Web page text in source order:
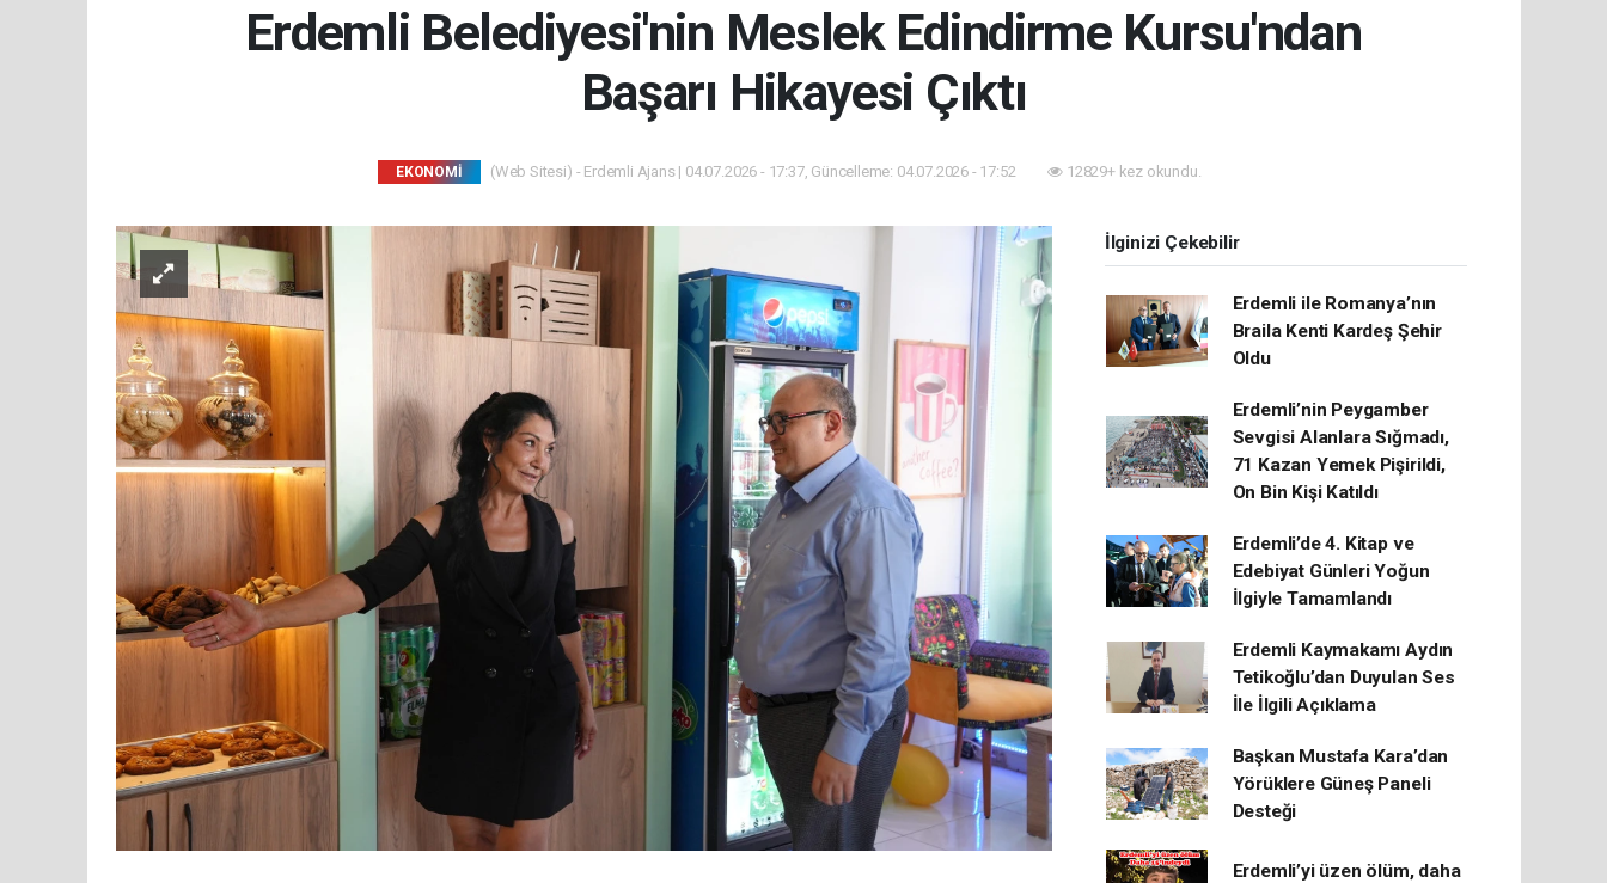
Erdemli Belediyesi'nin Meslek Edindirme Kursu'ndan
Başarı Hikayesi Çıktı
EKONOMİ (Web Sitesi) - Erdemli Ajans | 04.07.2026 - 17:37, Güncelleme: 04.07.2026 - 17:52 12829+ kez okundu.
İlginizi Çekebilir
Erdemli ile Romanya’nın
Braila Kenti Kardeş Şehir
Oldu
Erdemli’nin Peygamber
Sevgisi Alanlara Sığmadı,
71 Kazan Yemek Pişirildi,
On Bin Kişi Katıldı
Erdemli’de 4. Kitap ve
Edebiyat Günleri Yoğun
İlgiyle Tamamlandı
Erdemli Kaymakamı Aydın
Tetikoğlu’dan Duyulan Ses
İle İlgili Açıklama
Başkan Mustafa Kara’dan
Yörüklere Güneş Paneli
Desteği
Erdemli’yi üzen ölüm, daha